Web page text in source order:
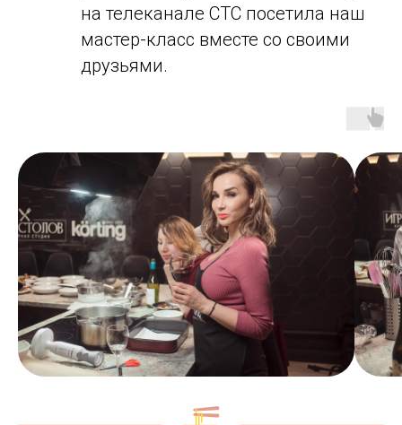
на телеканале СТС посетила наш
мастер-класс вместе со своими
друзьями.